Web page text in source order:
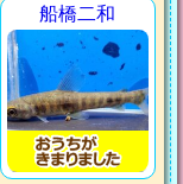
船橋二和